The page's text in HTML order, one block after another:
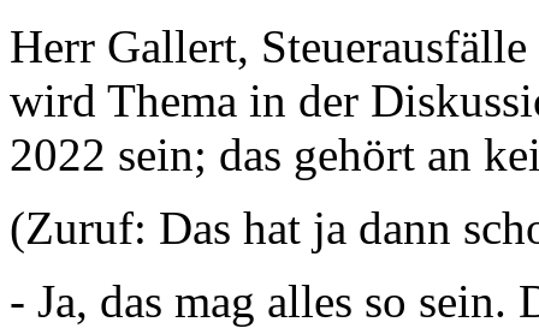
Herr Gallert,
wird Thema in der
2022 sein; das gehört an
(Zuruf: Das hat ja dann
- Ja, das mag alles so sein.